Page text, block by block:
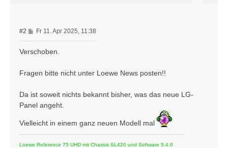
#2
B
e
a
Fr 11. Apr 2025, 11:38
Verschoben.
Fragen bitte nicht unter Loewe News posten!!
Da ist soweit nichts bekannt bisher, was das neue LG-
Panel angeht.
Vielleicht in einem ganz neuen Modell mal
Loewe Reference 75 UHD mit Chassis SL420 und Software 5.4.6